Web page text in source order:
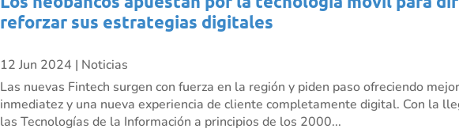
reforzar sus estrategias digitales
12 Jun 2024 | Noticias
Las nuevas Fintech surgen con fuerza en la región y piden paso ofreciendo
inmediatez y una nueva experiencia de cliente completamente digital. Con la
las Tecnologías de la Información a principios de los 2000...